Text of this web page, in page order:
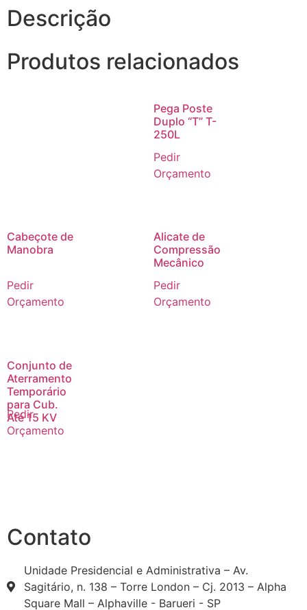
Descrição
Produtos relacionados
Pega Poste
Duplo “T” T-
250L
Pedir
Orçamento
Cabeçote de
Manobra
Pedir
Orçamento
Alicate de
Compressão
Mecânico
Pedir
Orçamento
Conjunto de
Aterramento
Temporário
para Cub.
Até 15 KV
Pedir
Orçamento
Contato
Unidade Presidencial e Administrativa – Av.
Sagitário, n. 138 – Torre London – Cj. 2013 – Alpha
Square Mall – Alphaville - Barueri - SP